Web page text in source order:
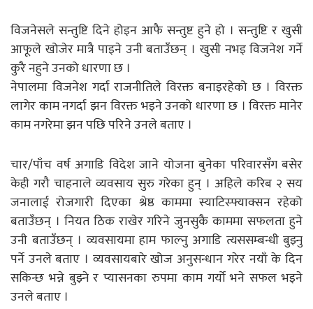
विजनेसले सन्तुष्टि दिने होइन आफै सन्तुष्ट हुने हो । सन्तुष्टि र खुसी
आफूले खोजेर मात्रै पाइने उनी बताउँछन् । खुसी नभइ विजनेश गर्ने
कुरै नहुने उनको धारणा छ ।
नेपालमा विजनेश गर्दा राजनीतिले विरक्त बनाइरहेको छ । विरक्त
लागेर काम नगर्दा झन विरक्त भइने उनको धारणा छ । विरक्त मानेर
काम नगरेमा झन पछि परिने उनले बताए ।
चार/पाँच वर्ष अगाडि विदेश जाने योजना बुनेका परिवारसँग बसेर
केही गरौ चाहनाले व्यवसाय सुरु गरेका हुन् । अहिले करिब २ सय
जनालाई रोजगारी दिएका श्रेष्ठ काममा स्याटिस्फ्याक्सन रहेको
बताउँछन् । नियत ठिक राखेर गरिने जुनसुकै काममा सफलता हुने
उनी बताउँछन् । व्यवसायमा हाम फाल्नु अगाडि त्यससम्बन्धी बुझ्नु
पर्ने उनले बताए । व्यवसायबारे खोज अनुसन्धान गरेर नयाँ के दिन
सकिन्छ भन्ने बुझ्ने र प्यासनका रुपमा काम गर्यो भने सफल भइने
उनले बताए ।